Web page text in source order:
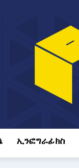
ኢንፎግራፊክስ